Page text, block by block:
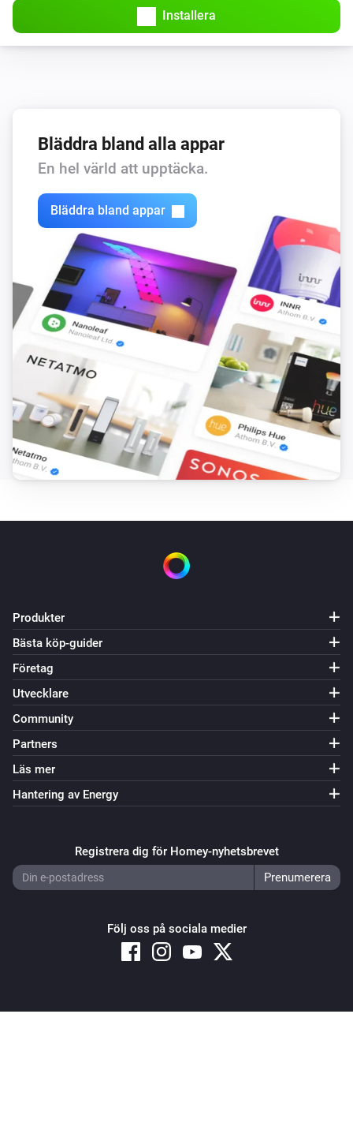
Installera
Bläddra bland alla appar
En hel värld att upptäcka.
Bläddra bland appar
Produkter
Bästa köp-guider
Företag
Utvecklare
Community
Partners
Läs mer
Hantering av Energy
Registrera dig för Homey-nyhetsbrevet
Följ oss på sociala medier